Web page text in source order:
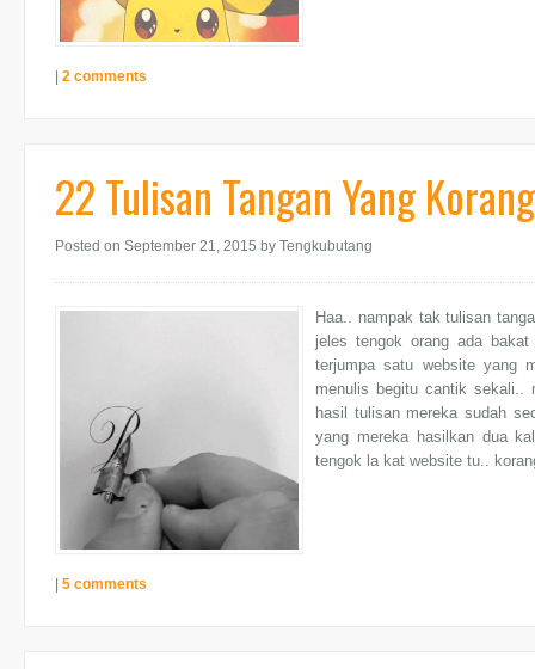
2 comments
22 Tulisan Tangan Yang
Posted on September 21, 2015 by Tengkubutang
Haa.. nampak tak tulisan
jeles tengok orang ada
terjumpa satu website yang
menulis begitu cantik sekali..
hasil tulisan mereka sudah
yang mereka hasilkan dua
tengok la kat website tu..
5 comments